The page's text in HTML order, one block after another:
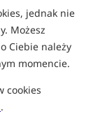
jednak nie
Możesz
Ciebie należy
momencie.
cookies
.